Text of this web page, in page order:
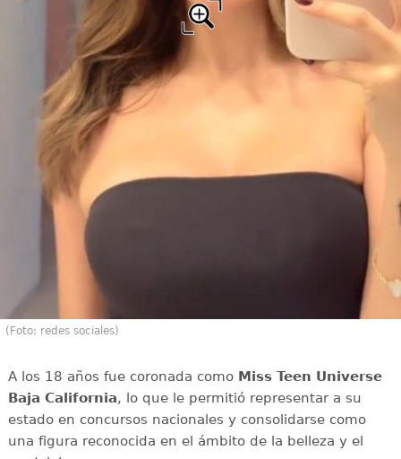
(Foto: redes sociales)
A los 18 años fue coronada como Miss Teen Universe
Baja California, lo que le permitió representar a su
estado en concursos nacionales y consolidarse como
una figura reconocida en el ámbito de la belleza y el